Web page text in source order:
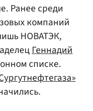
Ранее среди
компаний
НОВАТЭК,
Геннадий
списке.